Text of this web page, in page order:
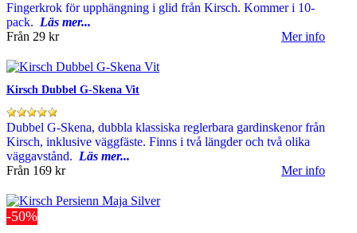
Fingerkrok för upphängning i glid från Kirsch. Kommer i 10-
pack. Läs mer...
Från 29 kr Mer info
Kirsch Dubbel G-Skena Vit
Dubbel G-Skena, dubbla klassiska reglerbara gardinskenor från
Kirsch, inklusive väggfäste. Finns i två längder och två olika
väggavstånd. Läs mer...
Från 169 kr Mer info
-50%